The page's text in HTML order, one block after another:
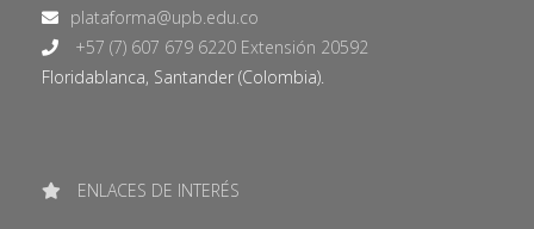
+57 (7) 607 679 6220 Extensión 20592
Floridablanca, Santander (Colombia).
ENLACES DE INTERÉS